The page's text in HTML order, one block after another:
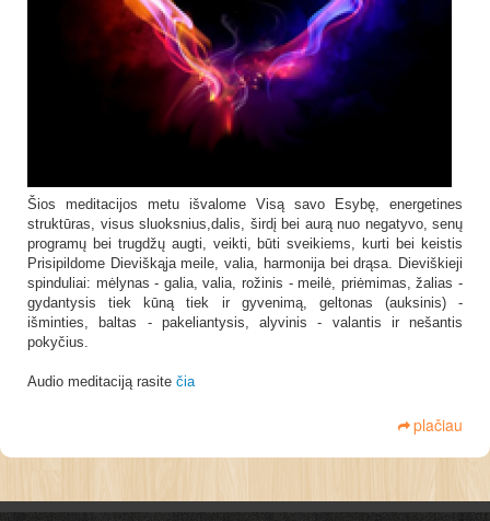
Šios meditacijos metu išvalome Visą savo Esybę, energetines
struktūras, visus sluoksnius,dalis, širdį bei aurą nuo negatyvo, senų
programų bei trugdžų augti, veikti, būti sveikiems, kurti bei keistis
Prisipildome Dieviškąja meile, valia, harmonija bei drąsa. Dieviškieji
spinduliai: mėlynas - galia, valia, rožinis - meilė, priėmimas, žalias -
gydantysis tiek kūną tiek ir gyvenimą, geltonas (auksinis) -
išminties, baltas - pakeliantysis, alyvinis - valantis ir nešantis
pokyčius.
Audio meditaciją rasite čia
plačiau